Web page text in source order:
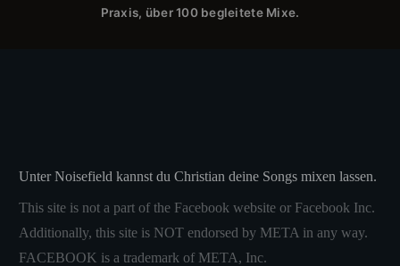
Praxis, über 100 begleitete Mixe.
Unter Noisefield kannst du Christian deine Songs mixen lassen.
This site is not a part of the Facebook website or Facebook Inc.
Additionally, this site is NOT endorsed by META in any way.
FACEBOOK is a trademark of META, Inc.